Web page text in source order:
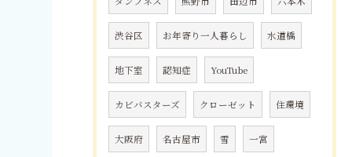
渋谷区 お年寄り一人暮らし 水道橋
地下室 認知症 YouTube
カビバスターズ クローゼット 住環境
大阪府 名古屋市 雪 一宮